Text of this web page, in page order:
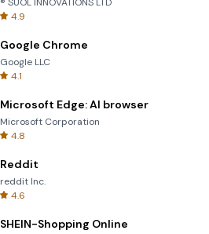
4.9
Google Chrome
Google LLC
4.1
Microsoft Edge: AI browser
Microsoft Corporation
4.8
Reddit
reddit Inc.
4.6
SHEIN-Shopping Online